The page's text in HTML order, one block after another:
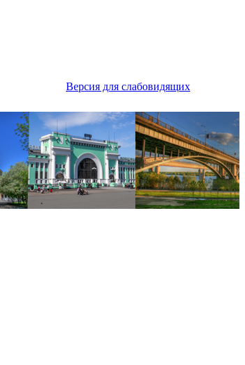
Версия для слабовидящих